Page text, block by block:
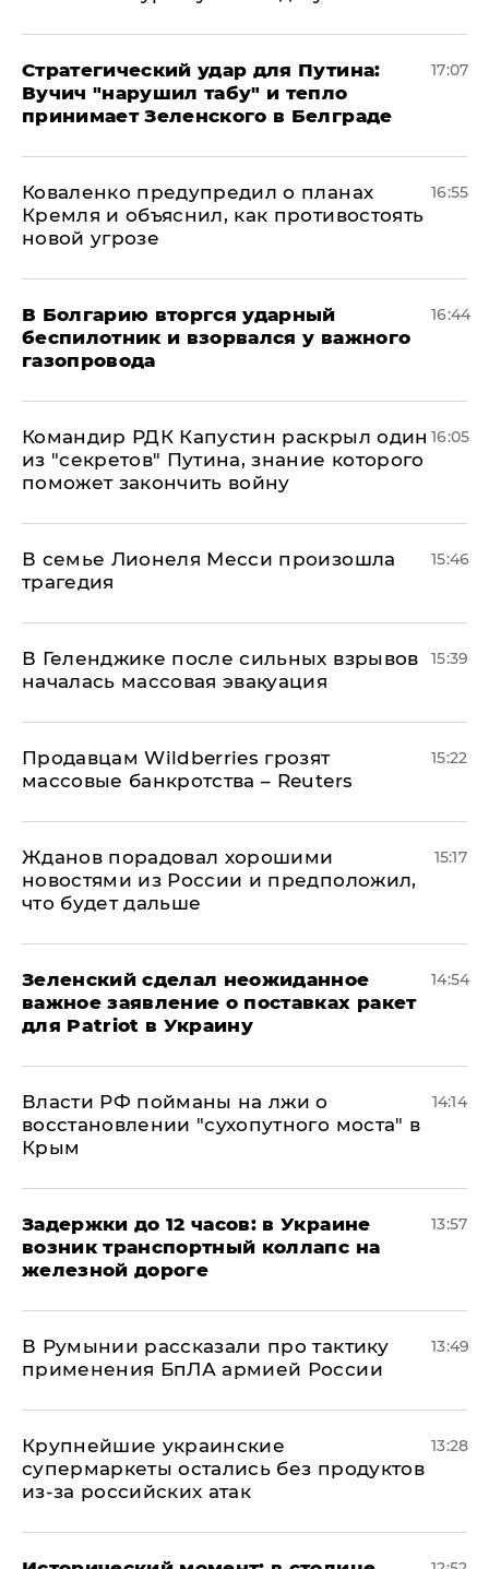
Стратегический удар для Путина:
Вучич "нарушил табу" и тепло
принимает Зеленского в Белграде
17:07
Коваленко предупредил о планах
Кремля и объяснил, как противостоять
новой угрозе
16:55
В Болгарию вторгся ударный
беспилотник и взорвался у важного
газопровода
16:44
Командир РДК Капустин раскрыл один
из "секретов" Путина, знание которого
поможет закончить войну
16:05
В семье Лионеля Месси произошла
трагедия
15:46
В Геленджике после сильных взрывов
началась массовая эвакуация
15:39
Продавцам Wildberries грозят
массовые банкротства – Reuters
15:22
Жданов порадовал хорошими
новостями из России и предположил,
что будет дальше
15:17
Зеленский сделал неожиданное
важное заявление о поставках ракет
для Patriot в Украину
14:54
Власти РФ пойманы на лжи о
восстановлении "сухопутного моста" в
Крым
14:14
Задержки до 12 часов: в Украине
возник транспортный коллапс на
железной дороге
13:57
В Румынии рассказали про тактику
применения БпЛА армией России
13:49
Крупнейшие украинские
супермаркеты остались без продуктов
из-за российских атак
13:28